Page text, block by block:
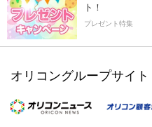
ト！
プレゼント特集
オリコングループサイト